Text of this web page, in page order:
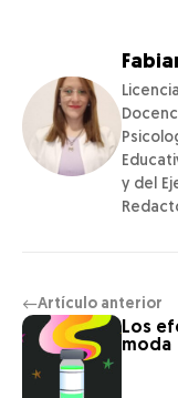
y del
←Artículo anterior
Los
moda